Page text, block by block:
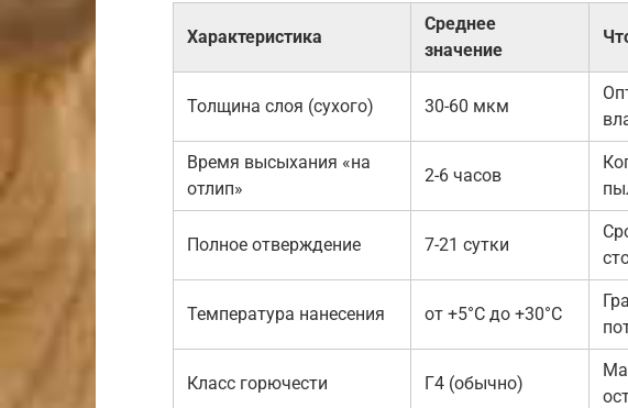
Характеристика
Среднее
значение
Толщина слоя (сухого) 30-60 мкм
Время высыхания «на
отлип»
2-6 часов
Полное отверждение 7-21 сутки
Температура нанесения от +5°C до +30°C
Класс горючести Г4 (обычно)